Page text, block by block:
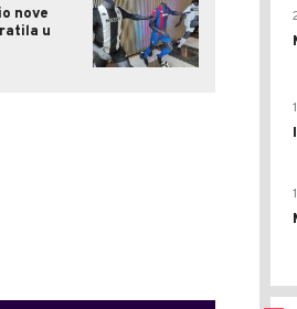
nove
u